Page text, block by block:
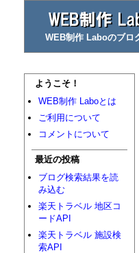
WEB制作 Laboのブロ
ようこそ！
WEB制作 Laboとは
ご利用について
コメントについて
最近の投稿
ブログ検索結果を読
み込む
楽天トラベル 地区コ
ードAPI
楽天トラベル 施設検
索API